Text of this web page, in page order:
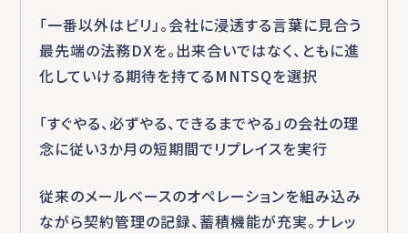
「一番以外はビリ」。会社に浸透する言葉に見合う
最先端の法務DXを。出来合いではなく、ともに進
化していける期待を持てるMNTSQを選択
「すぐやる、必ずやる、できるまでやる」の会社の理
念に従い3か月の短期間でリプレイスを実行
従来のメールベースのオペレーションを組み込み
ながら契約管理の記録、蓄積機能が充実。ナレッ